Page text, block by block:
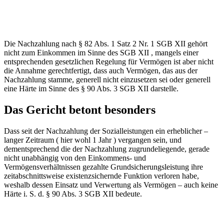
Die Nachzahlung nach § 82 Abs. 1 Satz 2 Nr. 1 SGB XII gehört
nicht zum Einkommen im Sinne des SGB XII , mangels einer
entsprechenden gesetzlichen Regelung für Vermögen ist aber nicht
die Annahme gerechtfertigt, dass auch Vermögen, das aus der
Nachzahlung stamme, generell nicht einzusetzen sei oder generell
eine Härte im Sinne des § 90 Abs. 3 SGB XII darstelle.
Das Gericht betont besonders
Dass seit der Nachzahlung der Sozialleistungen ein erheblicher –
langer Zeitraum ( hier wohl 1 Jahr ) vergangen sein, und
dementsprechend die der Nachzahlung zugrundeliegende, gerade
nicht unabhängig von den Einkommens- und
Vermögensverhältnissen gezahlte Grundsicherungsleistung ihre
zeitabschnittsweise existenzsichernde Funktion verloren habe,
weshalb dessen Einsatz und Verwertung als Vermögen – auch keine
Härte i. S. d. § 90 Abs. 3 SGB XII bedeute.